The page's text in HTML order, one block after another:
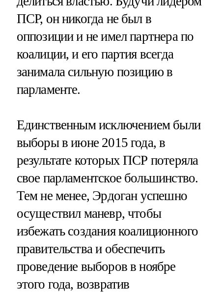
ПСР, он никогда не был в
оппозиции и не имел партнера по
коалиции, и его партия всегда
занимала сильную позицию в
парламенте.
Единственным исключением были
выборы в июне 2015 года, в
результате которых ПСР потеряла
свое парламентское большинство.
Тем не менее, Эрдоган успешно
осуществил маневр, чтобы
избежать создания коалиционного
правительства и обеспечить
проведение выборов в ноябре
этого года, возвратив